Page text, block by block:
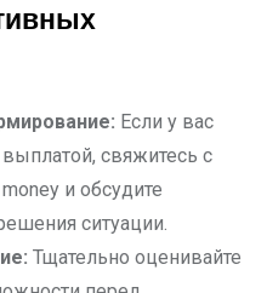
Если у вас
свяжитесь с
и обсудите
ситуации.
Тщательно оценивайте